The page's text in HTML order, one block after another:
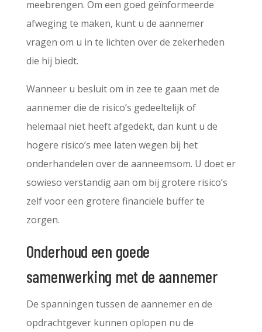
meebrengen. Om een goed geïnformeerde
afweging te maken, kunt u de aannemer
vragen om u in te lichten over de zekerheden
die hij biedt.
Wanneer u besluit om in zee te gaan met de
aannemer die de risico’s gedeeltelijk of
helemaal niet heeft afgedekt, dan kunt u de
hogere risico’s mee laten wegen bij het
onderhandelen over de aanneemsom. U doet er
sowieso verstandig aan om bij grotere risico’s
zelf voor een grotere financiële buffer te
zorgen.
Onderhoud een goede
samenwerking met de aannemer
De spanningen tussen de aannemer en de
opdrachtgever kunnen oplopen nu de